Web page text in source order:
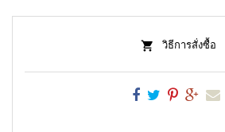
วิธีการสั่งซื้อ